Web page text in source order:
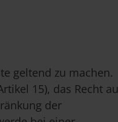
geltend zu machen.
15), das Recht
der